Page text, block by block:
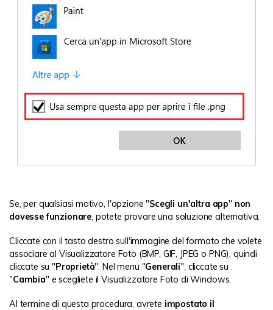
Se, per qualsiasi motivo, l'opzione "Scegli un'altra app" non
dovesse funzionare, potete provare una soluzione alternativa.
Cliccate con il tasto destro sull'immagine del formato che volete
associare al Visualizzatore Foto (BMP, GIF, JPEG o PNG), quindi
cliccate su "Proprietà". Nel menu "Generali", cliccate su
"Cambia" e scegliete il Visualizzatore Foto di Windows.
Al termine di questa procedura, avrete impostato il